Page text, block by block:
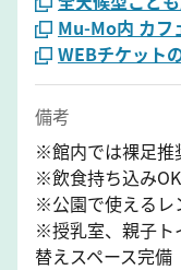
Mu-Mo内 カ
WEBチケット
備考
※館内では裸足推
※飲食持ち込みOK
※公園で使えるレ
※授乳室、親子ト
替えスペース完備